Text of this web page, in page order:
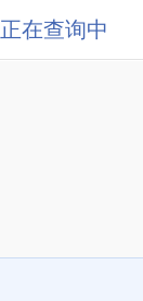
正在查询中